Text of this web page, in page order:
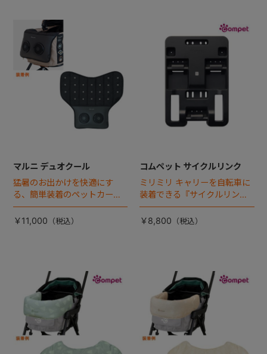
マルニ デュオクール
猛暑のお出かけを快適にす
る、簡単装着のペットカート
専用ダブル送風ファンが登
場。
￥11,000
コムペット サイクルリンク
ミリミリ キャリーを自転車に
装着できる『サイクルリン
ク』が登場！
￥8,800